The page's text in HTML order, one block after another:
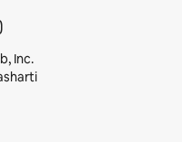
Inc.